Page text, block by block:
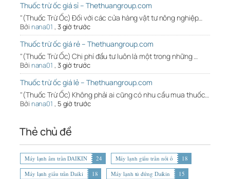
Thuốc trừ ốc giá sỉ – Thethuangroup.com
"(Thuốc Trừ Ốc) Đối với các cửa hàng vật tư nông nghiệp…
Bởi nana01 , 3 giờ trước
Thuốc trừ ốc giá rẻ – Thethuangroup.com
"(Thuốc Trừ Ốc) Chi phí đầu tư luôn là một trong những …
Bởi nana01 , 3 giờ trước
Thuốc trừ ốc giá lẻ – Thethuangroup.com
"(Thuốc Trừ Ốc) Không phải ai cũng có nhu cầu mua thuốc…
Bởi nana01 , 5 giờ trước
Thẻ chủ đề
Máy lạnh âm trần DAIKIN 24 Máy lạnh giấu trần nối ố
18
Máy lạnh giấu trần Daiki
18 Máy lạnh tủ đứng Daikin
15